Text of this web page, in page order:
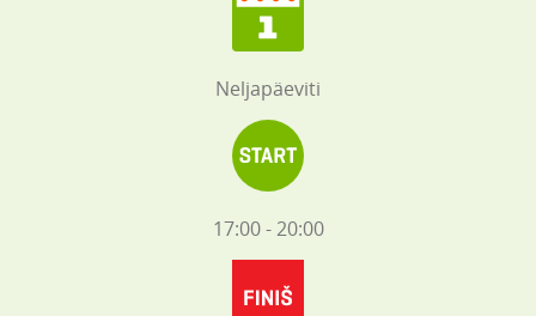
Neljapäeviti
17:00 - 20:00